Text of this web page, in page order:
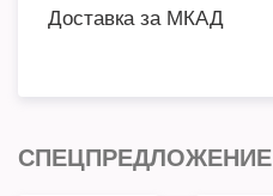
Доставка за МКАД
СПЕЦПРЕДЛОЖЕНИЕ